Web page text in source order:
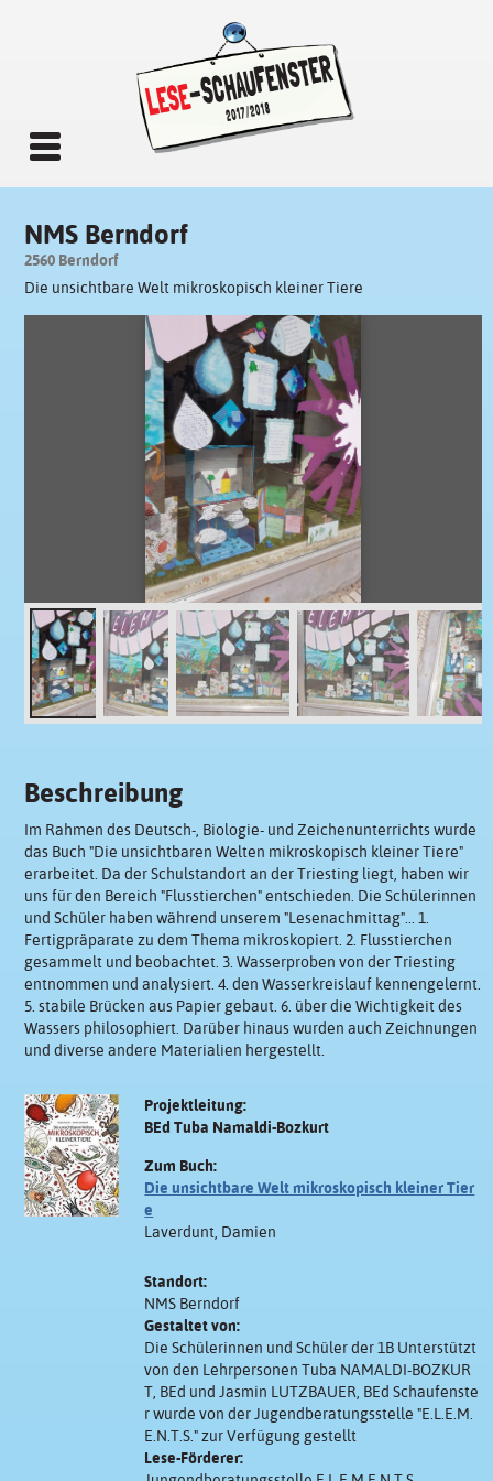
NMS Berndorf
2560 Berndorf
Die unsichtbare Welt mikroskopisch kleiner Tiere
Beschreibung
Im Rahmen des Deutsch-, Biologie- und Zeichenunterrichts wurde
das Buch "Die unsichtbaren Welten mikroskopisch kleiner Tiere"
erarbeitet. Da der Schulstandort an der Triesting liegt, haben wir
uns für den Bereich "Flusstierchen" entschieden. Die Schülerinnen
und Schüler haben während unserem "Lesenachmittag"... 1.
Fertigpräparate zu dem Thema mikroskopiert. 2. Flusstierchen
gesammelt und beobachtet. 3. Wasserproben von der Triesting
entnommen und analysiert. 4. den Wasserkreislauf kennengelernt.
5. stabile Brücken aus Papier gebaut. 6. über die Wichtigkeit des
Wassers philosophiert. Darüber hinaus wurden auch Zeichnungen
und diverse andere Materialien hergestellt.
Projektleitung:
BEd Tuba Namaldi-Bozkurt
Zum Buch:
Die unsichtbare Welt mikroskopisch kleiner Tier
e
Laverdunt, Damien
Standort:
NMS Berndorf
Gestaltet von:
Die Schülerinnen und Schüler der 1B Unterstützt
von den Lehrpersonen Tuba NAMALDI-BOZKUR
T, BEd und Jasmin LUTZBAUER, BEd Schaufenste
r wurde von der Jugendberatungsstelle "E.L.E.M.
E.N.T.S." zur Verfügung gestellt
Lese-Förderer: